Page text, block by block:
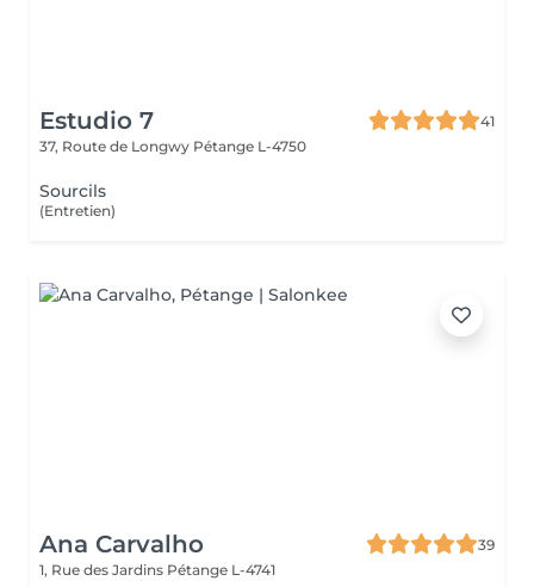
Estudio 7
41
37, Route de Longwy Pétange L-4750
Sourcils
(Entretien)
Ana Carvalho
39
1, Rue des Jardins Pétange L-4741